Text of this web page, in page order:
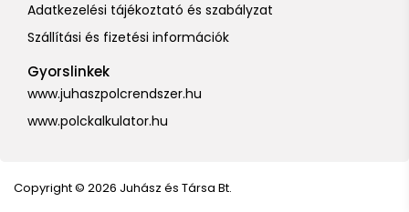
Adatkezelési tájékoztató és szabályzat
Szállítási és fizetési információk
Gyorslinkek
www.juhaszpolcrendszer.hu
www.polckalkulator.hu
Copyright © 2026 Juhász és Társa Bt.